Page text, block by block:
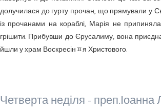
долучилася до гурту прочан, що прямували у
із прочанами на кораблі, Марія не
грішити. Прибувши до Єрусалиму, вона
йшли у храм Воскресінﾽя Христового.
Четверта неділя - преп.Іоанна